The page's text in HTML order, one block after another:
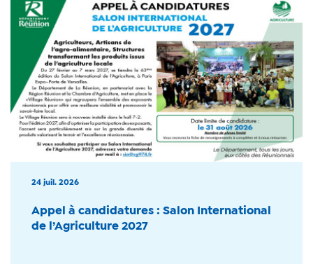
24 juil. 2026
Appel à candidatures : Salon International
de l’Agriculture 2027